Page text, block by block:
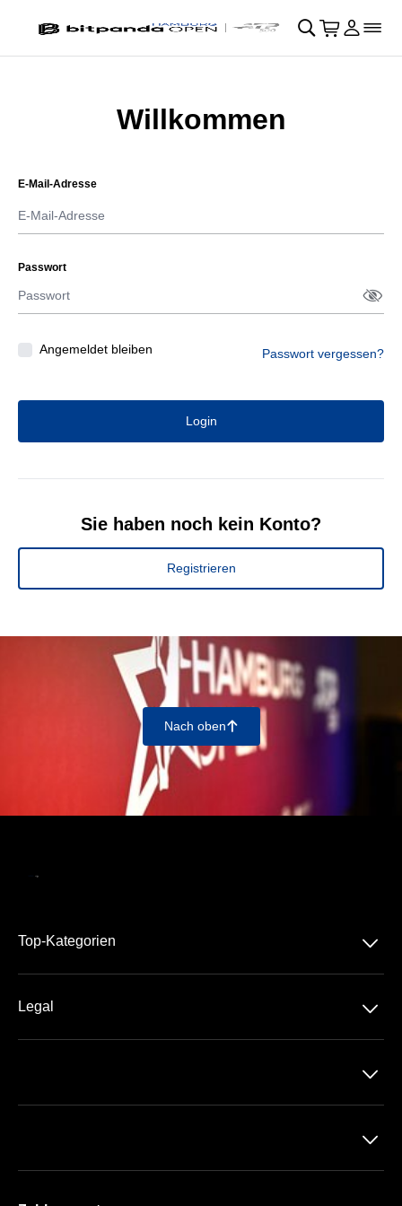
􀊫 􀍩 Login
􀉩􀌇
Willkommen
E-Mail-Adresse
Passwort
􀋯
Angemeldet bleiben Passwort vergessen?
Login
Sie haben noch kein Konto?
Registrieren
Nach oben􀄨
Top-Kategorien 􀆈
Legal
􀆈
􀆈
􀆈